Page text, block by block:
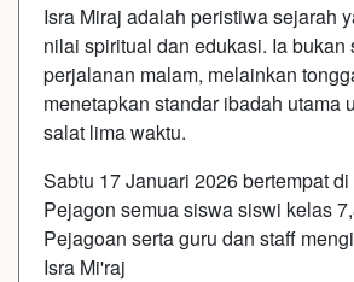
Isra Miraj adalah peristiwa sejarah
nilai spiritual dan edukasi. Ia bukan
perjalanan malam, melainkan
menetapkan standar ibadah utama
salat lima waktu.
Sabtu 17 Januari 2026 bertempat
Pejagon semua siswa siswi kelas
Pejagoan serta guru dan staff
Isra Mi'raj